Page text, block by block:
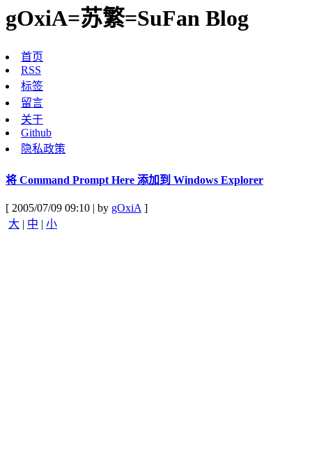
gOxiA=苏繁=SuFan Blog
首页
RSS
标签
留言
关于
Github
隐私政策
将 Command Prompt Here 添加到 Windows Explorer
[ 2005/07/09 09:10 | by gOxiA]
大 | 中 | 小